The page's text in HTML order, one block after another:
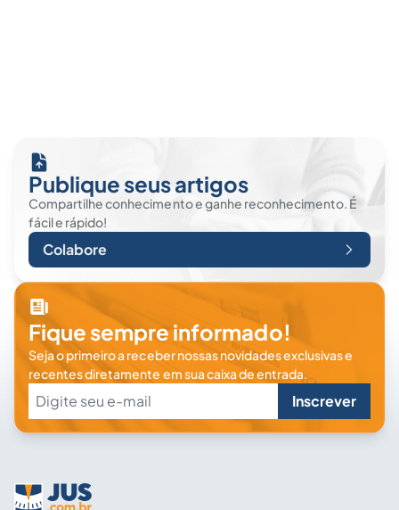
Publique seus artigos
Compartilhe conhecimento e ganhe reconhecimento. É
fácil e rápido!
Colabore
Fique sempre informado!
Seja o primeiro a receber nossas novidades exclusivas e
recentes diretamente em sua caixa de entrada.
Inscrever